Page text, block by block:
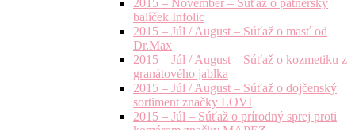
2015 – November – Súťaž o patnerský
balíček Infolic
2015 – Júl / August – Súťaž o masť od
Dr.Max
2015 – Júl / August – Súťaž o kozmetiku z
granátového jablka
2015 – Júl / August – Súťaž o dojčenský
sortiment značky LOVI
2015 – Júl – Súťaž o prírodný sprej proti